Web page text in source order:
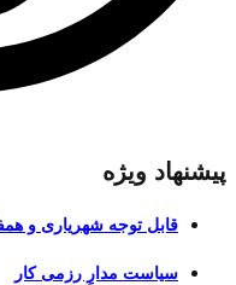
پیشنهاد ویژه
قابل توجه شهریاری و
سیاست مدارِ رزمی کار